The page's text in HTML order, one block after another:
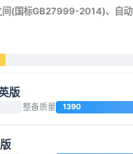
(国标GB27999-2014)、自动
版
整备质量 1390